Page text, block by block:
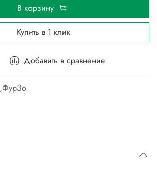
Добавить в сравнение
В корзину
Купить в 1 клик